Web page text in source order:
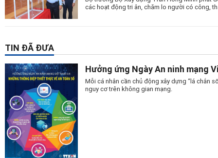
các hoạt động tri ân, chăm lo người có công,
TIN ĐÃ ĐƯA
Hưởng ứng Ngày An ninh mạng
Mỗi cá nhân cần chủ động xây dựng “lá chắn
nguy cơ trên không gian mạng.